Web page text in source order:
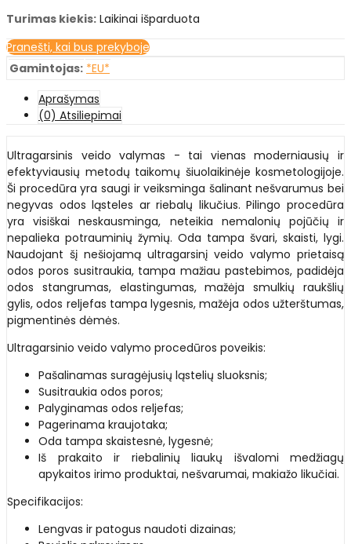
Turimas kiekis: Laikinai išparduota
Pranešti, kai bus prekyboje
Gamintojas: *EU*
Aprašymas
(0) Atsiliepimai
Ultragarsinis veido valymas - tai vienas moderniausių ir
efektyviausių metodų taikomų šiuolaikinėje kosmetologijoje.
Ši procedūra yra saugi ir veiksminga šalinant nešvarumus bei
negyvas odos ląsteles ar riebalų likučius. Pilingo procedūra
yra visiškai neskausminga, neteikia nemalonių pojūčių ir
nepalieka potrauminių žymių. Oda tampa švari, skaisti, lygi.
Naudojant šį nešiojamą ultragarsinį veido valymo prietaisą
odos poros susitraukia, tampa mažiau pastebimos, padidėja
odos stangrumas, elastingumas, mažėja smulkių raukšlių
gylis, odos reljefas tampa lygesnis, mažėja odos užterštumas,
pigmentinės dėmės.
Ultragarsinio veido valymo procedūros poveikis:
Pašalinamas suragėjusių ląstelių sluoksnis;
Susitraukia odos poros;
Palyginamas odos reljefas;
Pagerinama kraujotaka;
Oda tampa skaistesnė, lygesnė;
Iš prakaito ir riebalinių liaukų išvalomi medžiagų
apykaitos irimo produktai, nešvarumai, makiažo likučiai.
Specifikacijos:
Lengvas ir patogus naudoti dizainas;